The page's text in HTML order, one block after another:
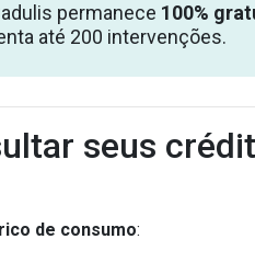
permanece 100%
até 200 intervenções.
seus
de consumo: